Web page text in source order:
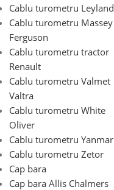
Cablu turometru Leyland
Cablu turometru Massey
Ferguson
Cablu turometru tractor
Renault
Cablu turometru Valmet
Valtra
Cablu turometru White
Oliver
Cablu turometru Yanmar
Cablu turometru Zetor
Cap bara
Cap bara Allis Chalmers